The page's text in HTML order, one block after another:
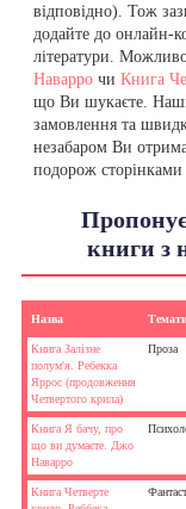
відповідно). Тож
додайте до онлайн-
літератури.
Наварро чи Книга
що Ви шукаєте. Наші
замовлення та
незабаром Ви
подорож сторінками
книги з
Назва
Книга Залізне
полум'я. Ребекка
Яррос (продовження
Четвертого крила)
Проза
Книга Я бачу, про
що ви думаєте. Джо
Наварро
Книга Четверте